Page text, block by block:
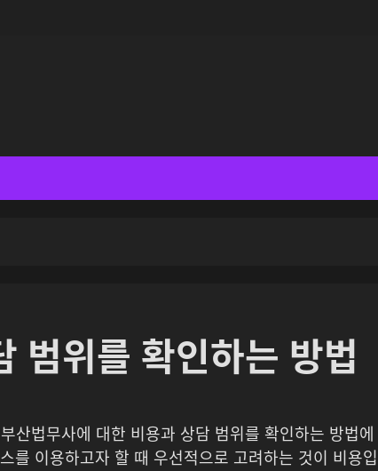
범위를 확인하는 방법
산법무사에 대한 비용과 상담 범위를 확인하는 방법에
를 이용하고자 할 때 우선적으로 고려하는 것이 비용입